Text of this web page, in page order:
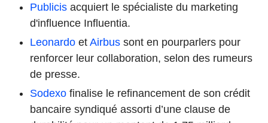
Publicis acquiert le spécialiste du marketing
d'influence Influentia.
Leonardo et Airbus sont en pourparlers pour
renforcer leur collaboration, selon des rumeurs
de presse.
Sodexo finalise le refinancement de son crédit
bancaire syndiqué assorti d’une clause de